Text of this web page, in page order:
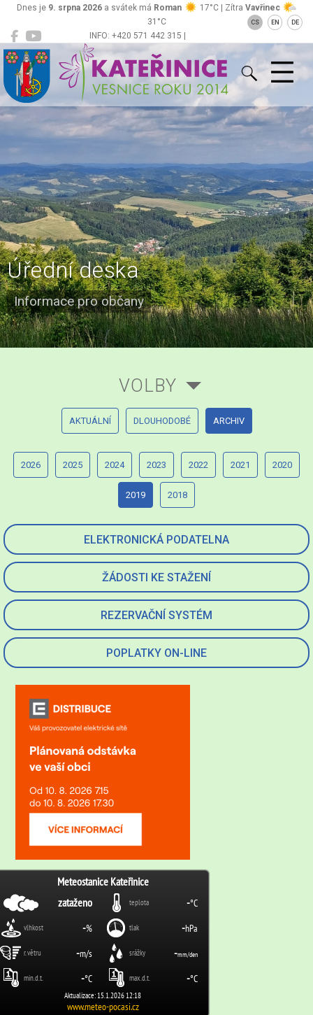
INFO: +420 571 442 315 |
ou@obeckaterinice.cz
Dnes je 9. srpna 2026 a svátek má Roman 17°C | Zítra Vavřinec
31°C
CS EN DE
Kateřinice
Úřední deska
Informace pro občany
ELEKTRONICKÁ PODATELNA
ŽÁDOSTI KE STAŽENÍ
REZERVAČNÍ SYSTÉM
POPLATKY ON-LINE
VOLBY
AKTUÁLNÍ DLOUHODOBÉ ARCHIV
2026 2025 2024 2023 2022 2021 2020
2019 2018